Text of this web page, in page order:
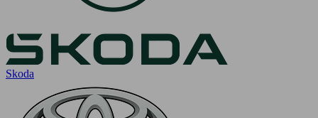
Skoda